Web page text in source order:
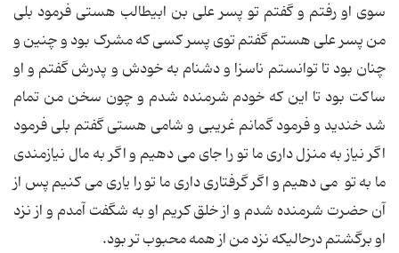
سوی او رفتم و گفتم تو پسر علی بن ابیطالب هستی فرمود بلی
من پسر علی هستم گفتم توی پسر کسی که مشرک بود و چنین و
چنان بود تا توانستم ناسزا و دشنام به خودش و پدرش گفتم و او
ساکت بود تا این که خودم شرمنده شدم و چون سخن من تمام
شد خندید و فرمود گمانم غریبی و شامی هستی گفتم بلی فرمود
اگر نیاز به منزل داری ما تو را جای می دهیم و اگر به مال نیازمندی
ما به تو می دهیم و اگر گرفتاری داری ما تو را یاری می کنیم پس از
آن حضرت شرمنده شدم و از خلق کریم او به شگفت آمدم و از نزد
او برگشتم درحالیکه نزد من از همه محبوب تر بود.